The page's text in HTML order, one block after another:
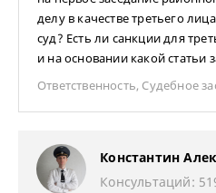
делу в качестве третьего
суд? Есть ли санкции для
и на основании какой статьи
Ответственность, Судебное
Константин
Консультаций: